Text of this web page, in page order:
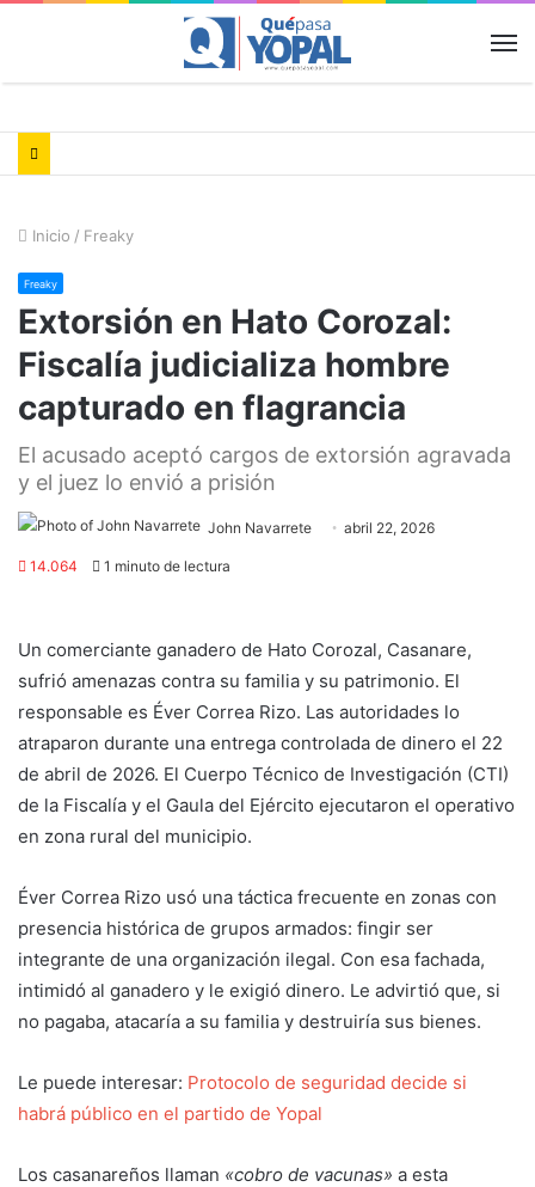
Inicio / Freaky
Freaky
Extorsión en Hato Corozal:
Fiscalía judicializa hombre
capturado en flagrancia
El acusado aceptó cargos de extorsión agravada
y el juez lo envió a prisión
John Navarrete abril 22, 2026
14.064 1 minuto de lectura
Un comerciante ganadero de Hato Corozal, Casanare,
sufrió amenazas contra su familia y su patrimonio. El
responsable es Éver Correa Rizo. Las autoridades lo
atraparon durante una entrega controlada de dinero el 22
de abril de 2026. El Cuerpo Técnico de Investigación (CTI)
de la Fiscalía y el Gaula del Ejército ejecutaron el operativo
en zona rural del municipio.
Éver Correa Rizo usó una táctica frecuente en zonas con
presencia histórica de grupos armados: fingir ser
integrante de una organización ilegal. Con esa fachada,
intimidó al ganadero y le exigió dinero. Le advirtió que, si
no pagaba, atacaría a su familia y destruiría sus bienes.
Le puede interesar: Protocolo de seguridad decide si
habrá público en el partido de Yopal
Los casanareños llaman «cobro de vacunas» a esta